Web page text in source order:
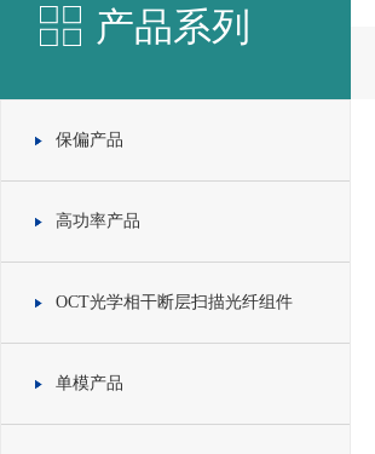
产品系列
保偏产品
高功率产品
OCT光学相干断层扫描光纤组件
单模产品